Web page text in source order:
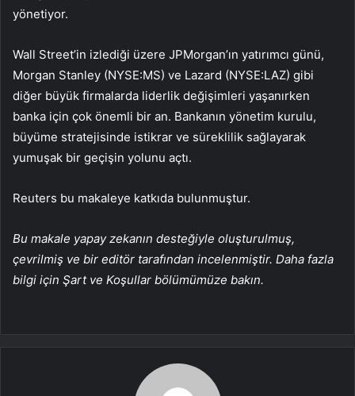
yönetiyor.
Wall Street’in izlediği üzere JPMorgan’ın yatırımcı günü,
Morgan Stanley (NYSE:MS) ve Lazard (NYSE:LAZ) gibi
diğer büyük firmalarda liderlik değişimleri yaşanırken
banka için çok önemli bir an. Bankanın yönetim kurulu,
büyüme stratejisinde istikrar ve süreklilik sağlayarak
yumuşak bir geçişin yolunu açtı.
Reuters bu makaleye katkıda bulunmuştur.
Bu makale yapay zekanın desteğiyle oluşturulmuş,
çevrilmiş ve bir editör tarafından incelenmiştir. Daha fazla
bilgi için Şart ve Koşullar bölümümüze bakın.